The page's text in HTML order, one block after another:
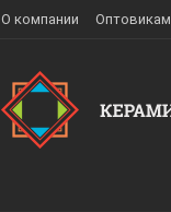
О компании Оптовикам